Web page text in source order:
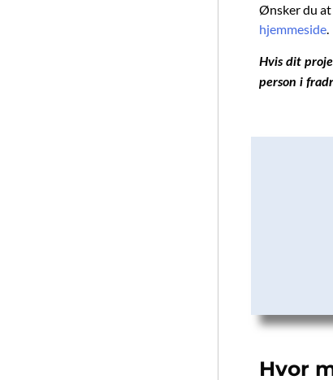
Ønsker du at
hjemmeside.
Hvis dit
person i
Hvor